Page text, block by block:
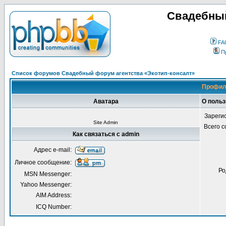
Список форумов Свадебный форум агентства «Экотип-консалт»
Аватара О
Site Admin
Всего
Как связаться с admin
Адрес e-mail:
Личное сообщение:
MSN Messenger:
Yahoo Messenger:
AIM Address:
ICQ Number: